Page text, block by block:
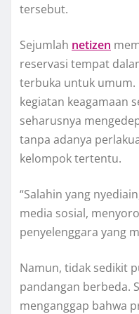
tersebut.
Sejumlah netizen
reservasi tempat
terbuka untuk umum.
kegiatan keagamaan
seharusnya
tanpa adanya
kelompok tertentu.
“Salahin yang
media sosial,
penyelenggara yang
Namun, tidak sedikit
pandangan berbeda.
menganggap bahwa